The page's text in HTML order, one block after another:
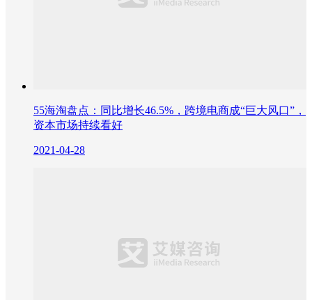
55海淘盘点：同比增长46.5%，跨境电商成“巨大风口”，
资本市场持续看好
2021-04-28